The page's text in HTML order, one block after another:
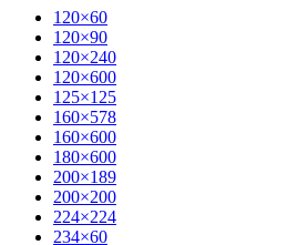
120×60
120×90
120×240
120×600
125×125
160×578
160×600
180×600
200×189
200×200
224×224
234×60